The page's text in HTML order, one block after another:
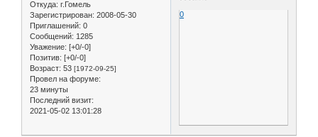
Откуда: г.Гомель
Зарегистрирован: 2008-05-30
Приглашений: 0
Сообщений: 1285
Уважение: [+0/-0]
Позитив: [+0/-0]
Возраст: 53 [1972-09-25]
Провел на форуме:
23 минуты
Последний визит:
2021-05-02 13:01:28
0